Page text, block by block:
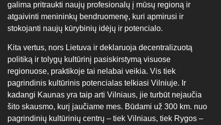
galima pritraukti naujų profesionalų į mūsų regioną ir
atgaivinti menininkų bendruomenę, kuri apmirusi ir
stokojanti naujų kūrybinių idėjų ir potencialo.
Kita vertus, nors Lietuva ir deklaruoja decentralizuotą
politiką ir tolygų kultūrinį pasiskirstymą visuose
regionuose, praktikoje tai nelabai veikia. Vis tiek
pagrindinis kultūrinis potencialas telkiasi Vilniuje. Ir
kadangi Kaunas yra taip arti Vilniaus, jie turbūt nejaučia
šito skausmo, kurį jaučiame mes. Būdami už 300 km. nuo
pagrindinių kultūrinių centrų – tiek Vilniaus, tiek Rygos –